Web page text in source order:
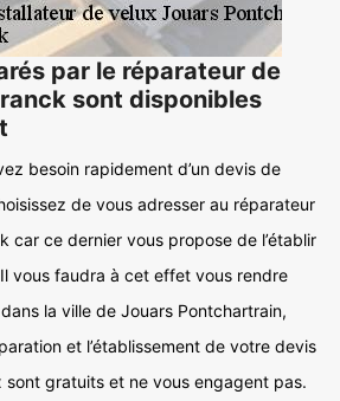
par le réparateur de
sont disponibles
besoin rapidement d’un devis de
de vous adresser au réparateur
car ce dernier vous propose de l’établir
Il vous faudra à cet effet vous rendre
la ville de Jouars Pontchartrain,
et l’établissement de votre devis
gratuits et ne vous engagent pas.